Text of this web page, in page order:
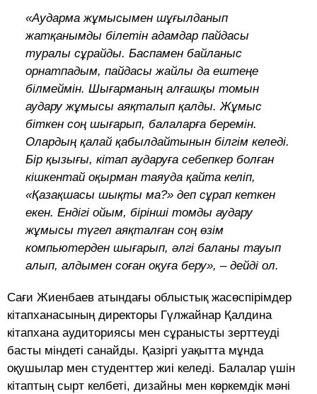
«Аударма жұмысымен шұғылданып
жатқанымды білетін адамдар пайдасы
туралы сұрайды. Баспамен байланыс
орнатпадым, пайдасы жайлы да ештеңе
білмеймін. Шығарманың алғашқы томын
аудару жұмысы аяқталып қалды. Жұмыс
біткен соң шығарып, балаларға беремін.
Олардың қалай қабылдайтынын білгім келеді.
Бір қызығы, кітап аударуға себепкер болған
кішкентай оқырман таяуда қайта келіп,
«Қазақшасы шықты ма?» деп сұрап кеткен
екен. Ендігі ойым, бірінші томды аудару
жұмысы түгел аяқталған соң өзім
компьютерден шығарып, әлгі баланы тауып
алып, алдымен соған оқуға беру», – дейді ол.
Сағи Жиенбаев атындағы облыстық жасөспірімдер
кітапханасының директоры Гүлжайнар Қалдина
кітапхана аудиториясы мен сұранысты зерттеуді
басты міндеті санайды. Қазіргі уақытта мұнда
оқушылар мен студенттер жиі келеді. Балалар үшін
кітаптың сырт келбеті, дизайны мен көркемдік мәні